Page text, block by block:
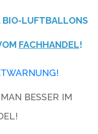
BIO-LUFTBALLONS
FACHHANDEL!
BESSER IM